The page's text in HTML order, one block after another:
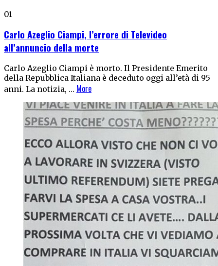
01
Carlo Azeglio Ciampi, l’errore di Televideo
all’annuncio della morte
Carlo Azeglio Ciampi è morto. Il Presidente Emerito
della Repubblica Italiana è deceduto oggi all’età di 95
anni. La notizia, … More